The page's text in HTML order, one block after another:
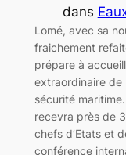
dans
Lomé, avec sa
fraichement
prépare à
extraordinaire de
sécurité
recevra près de
chefs d’Etats et
conférence